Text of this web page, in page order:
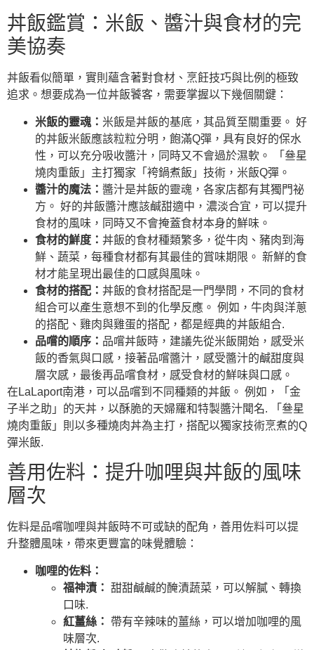
丼飯鑑賞：米飯、醬汁與食材的完
美協奏
丼飯看似簡單，實則蘊含著對食材、烹飪技巧與比例的極致
追求。想要成為一位丼飯饕客，需要掌握以下幾個關鍵：
米飯的靈魂： 米飯是丼飯的基底，其品質至關重要。 好
的丼飯米飯應該粒粒分明，飽滿Q彈，具有良好的保水
性，可以充分吸收醬汁，同時又不會過於濕軟。 「叄星
燒肉重飯」主打獨家「袴鍋煮飯」技術，米飯Q彈。
醬汁的魔法： 醬汁是丼飯的靈魂，各家店都有其獨門祕
方。 好的丼飯醬汁應該鹹甜適中，濃淡合宜，可以提升
食材的風味，同時又不會掩蓋食材本身的鮮味。
食材的鮮度： 丼飯的食材種類繁多，從牛肉、豬肉到海
鮮、蔬菜，每種食材都有其最佳的賞味期限。 新鮮的食
材才能呈現出最佳的口感與風味。
食材的搭配： 丼飯的食材搭配是一門學問，不同的食材
組合可以產生意想不到的化學反應。 例如，牛肉與洋蔥
的搭配、雞肉與雞蛋的搭配，都是經典的丼飯組合.
品嚐的順序： 品嚐丼飯時，建議先從米飯開始，感受米
飯的香氣與口感，接著品嚐醬汁，感受醬汁的鹹甜度與
層次感，最後再品嚐食材，感受食材的鮮味與口感。
在LaLaport南港，可以品嚐到不同種類的丼飯。 例如，「金
子半之助」的天丼，以酥脆的天婦羅和特製醬汁聞名. 「叄星
燒肉重飯」則以多種燒肉丼為主打，搭配以獨家技術烹煮的Q
彈米飯.
善用佐料：提升咖哩與丼飯的風味
層次
佐料是品嚐咖哩與丼飯時不可或缺的配角，善用佐料可以提
升整體風味，帶來更豐富的味覺體驗：
咖哩的佐料：
福神漬： 甜甜鹹鹹的醃漬蔬菜，可以解膩、轉換
口味.
紅薑絲：
帶有辛辣味的薑絲，可以增加咖哩的風
味層次.